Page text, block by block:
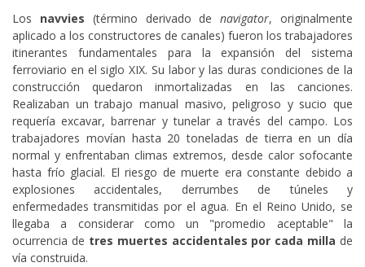
Los navvies (término derivado denavigator, originalmente
aplicado a los constructores de canales) fueron los trabajadores
itinerantes fundamentales para la expansión del sistema
ferroviario en el siglo XIX. Su labor y las duras condiciones de la
construcción quedaron inmortalizadas en las canciones.
Realizaban un trabajo manual masivo, peligroso y sucio que
requería excavar, barrenar y tunelar a través del campo. Los
trabajadores movían hasta 20 toneladas de tierra en un día
normal y enfrentaban climas extremos, desde calor sofocante
hasta frío glacial. El riesgo de muerte era constante debido a
explosiones accidentales, derrumbes de túneles y
enfermedades transmitidas por el agua. En el Reino Unido, se
llegaba a considerar como un "promedio aceptable" la
ocurrencia de tres muertes accidentales por cada milla de
vía construida.